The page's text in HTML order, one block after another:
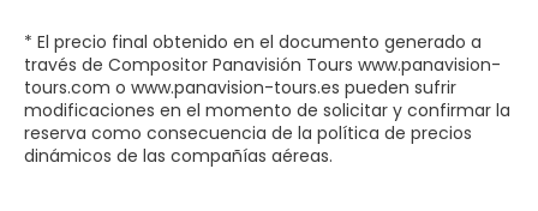
* El precio final obtenido en el documento generado a
través de Compositor Panavisión Tours www.panavision-
tours.com o www.panavision-tours.es pueden sufrir
modificaciones en el momento de solicitar y confirmar la
reserva como consecuencia de la política de precios
dinámicos de las compañías aéreas.